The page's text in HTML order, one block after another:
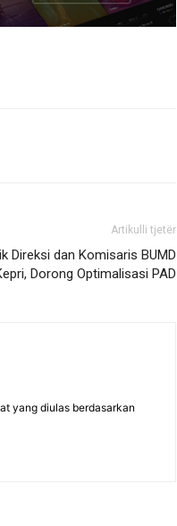
Artikulli tjetër
Direksi dan Komisaris BUMD
Dorong Optimalisasi PAD
yang diulas berdasarkan